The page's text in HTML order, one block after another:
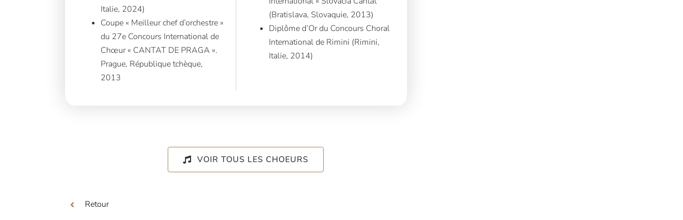
Italie, 2024)
Coupe « Meilleur chef d’orchestre »
du 27e Concours International de
Chœur « CANTAT DE PRAGA ».
Prague, République tchèque,
2013
(Bratislava, Slovaquie, 2013)
Diplôme d’Or du Concours Choral
International de Rimini (Rimini,
Italie, 2014)
VOIR TOUS LES CHOEURS
Retour